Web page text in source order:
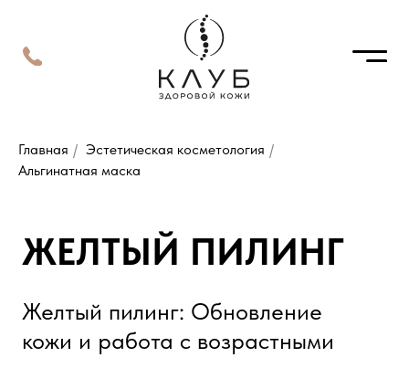
Главная / Эстетическая косметология /
Альгинатная маска
Желтый пилинг: Обновление
изменениями, постакне и
неровным тоном
Желтый пилинг — это химический